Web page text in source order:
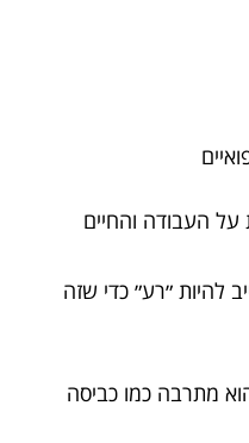
העבודה והחיים
להיות ״רע״ כדי שזה
מתרבה כמו כביסה